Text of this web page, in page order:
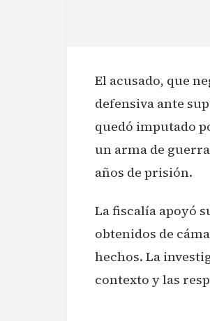
El acusado, que
defensiva ante
quedó imputado
un arma de
años de prisión.
La fiscalía apoyó
obtenidos de
hechos. La
contexto y las